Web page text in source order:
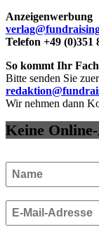
Anzeigenwerbung
Telefon +49 (0)351
So kommt Ihr
Bitte senden Sie
Wir nehmen dann
Keine